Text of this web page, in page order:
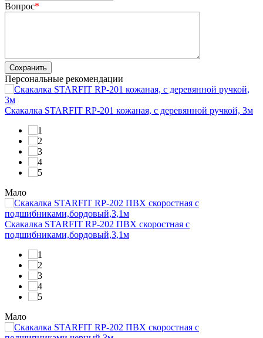
Вопрос*
Сохранить
Персональные рекомендации
Скакалка STARFIT RP-201 кожаная, с деревянной ручкой, 3м
Мало
Скакалка STARFIT RP-202 ПВХ скоростная с
подшибниками,бордовый,3,1м
Мало